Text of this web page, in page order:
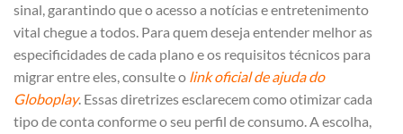
sinal, garantindo que o acesso a notícias e entretenimento
vital chegue a todos. Para quem deseja entender melhor as
especificidades de cada plano e os requisitos técnicos para
migrar entre eles, consulte o link oficial de ajuda do
Globoplay. Essas diretrizes esclarecem como otimizar cada
tipo de conta conforme o seu perfil de consumo. A escolha,